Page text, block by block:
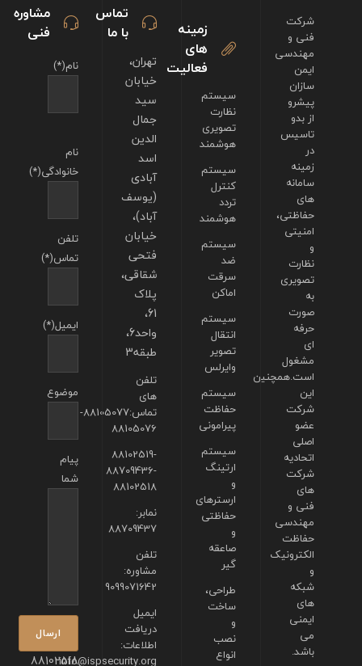
مشاوره
فنی
نام(*)
نام
خانوادگی(*)
تلفن
تماس(*)
ایمیل(*)
موضوع
پیام
شما
88102518
تماس
با ما
تهران،
خیابان
سید
جمال
الدین
اسد
آبادی
(یوسف
آباد)،
خیابان
فتحی
شقاقی،
پلاک
61،
واحد6،
طبقه3
تلفن
های
تماس:88105077-
88105076
88102519-
88709436-
88102518
نمابر:
88709437
تلفن
مشاوره:
9099071642
ایمیل
دریافت
اطلاعات:
info@ispsecurity.org
زمینه
های
فعالیت
سیستم
نظارت
تصویری
هوشمند
سیستم
کنترل
تردد
هوشمند
سیستم
ضد
سرقت
اماکن
سیستم
انتقال
تصویر
وایرلس
سیستم
حفاظت
پیرامونی
سیستم
ارتینگ
و
ارسترهای
حفاظتی
و
صاعقه
گیر
طراحی،
ساخت
و
نصب
انواع
شرکت
فنی و
مهندسی
ایمن
سازان
پیشرو
از بدو
تاسیس
در
زمینه
سامانه
های
حفاظتی،
امنیتی
و
نظارت
تصویری
به
صورت
حرفه
ای
مشغول
است.همچنین
این
شرکت
عضو
اصلی
اتحادیه
شرکت
های
فنی و
مهندسی
حفاظت
الکترونیک
و
شبکه
های
ایمنی
می
باشد.